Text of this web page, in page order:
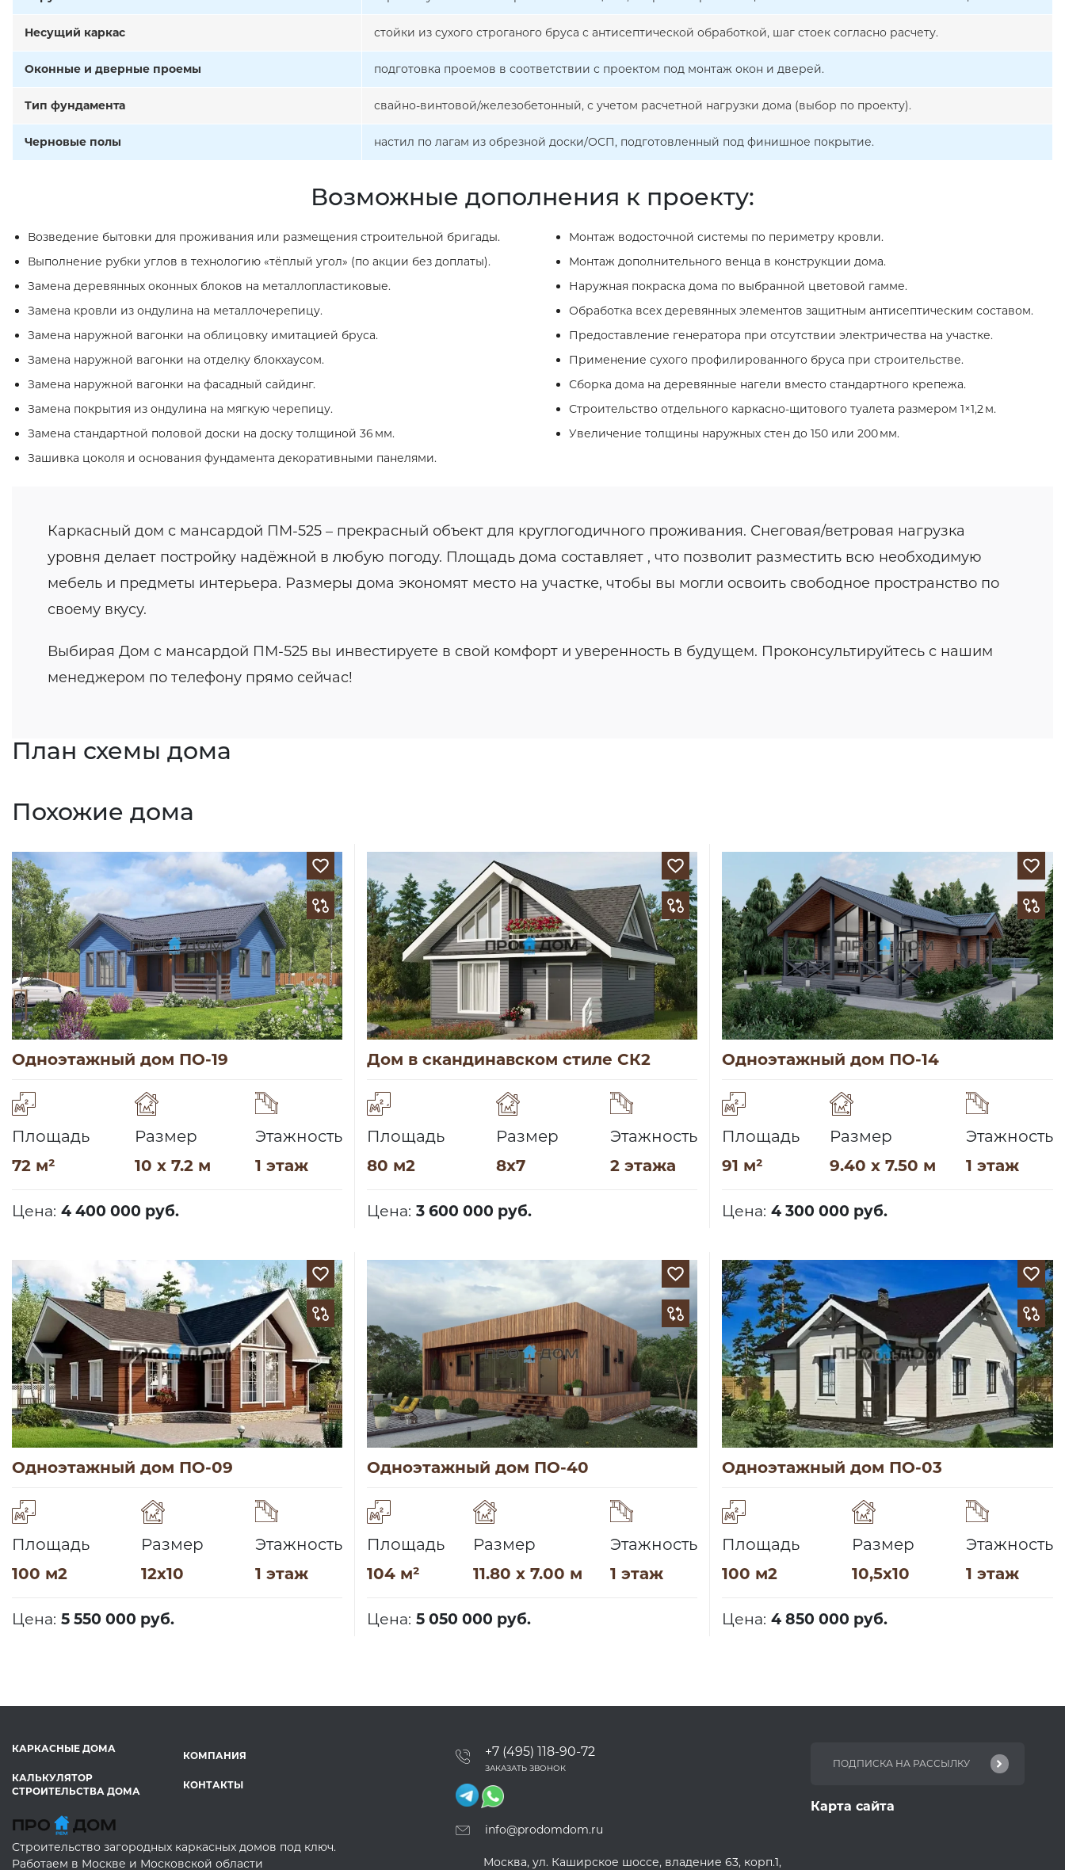
Несущий каркас стойки из сухого строганого бруса с антисептической обработкой, шаг стоек согласно расчету.
Оконные и дверные проемы подготовка проемов в соответствии с проектом под монтаж окон и дверей.
Тип фундамента свайно-винтовой/железобетонный, с учетом расчетной нагрузки дома (выбор по проекту).
Черновые полы настил по лагам из обрезной доски/ОСП, подготовленный под финишное покрытие.
Возможные дополнения к проекту:
Возведение бытовки для проживания или размещения строительной бригады.
Выполнение рубки углов в технологию «тёплый угол» (по акции без доплаты).
Замена деревянных оконных блоков на металлопластиковые.
Замена кровли из ондулина на металлочерепицу.
Замена наружной вагонки на облицовку имитацией бруса.
Замена наружной вагонки на отделку блокхаусом.
Замена наружной вагонки на фасадный сайдинг.
Замена покрытия из ондулина на мягкую черепицу.
Замена стандартной половой доски на доску толщиной 36 мм.
Зашивка цоколя и основания фундамента декоративными панелями.
Монтаж водосточной системы по периметру кровли.
Монтаж дополнительного венца в конструкции дома.
Наружная покраска дома по выбранной цветовой гамме.
Обработка всех деревянных элементов защитным антисептическим составом.
Предоставление генератора при отсутствии электричества на участке.
Применение сухого профилированного бруса при строительстве.
Сборка дома на деревянные нагели вместо стандартного крепежа.
Строительство отдельного каркасно‑щитового туалета размером 1×1,2 м.
Увеличение толщины наружных стен до 150 или 200 мм.
Каркасный дом с мансардой ПМ-525 – прекрасный объект для круглогодичного проживания. Снеговая/ветровая нагрузка
уровня делает постройку надёжной в любую погоду. Площадь дома составляет , что позволит разместить всю необходимую
мебель и предметы интерьера. Размеры дома экономят место на участке, чтобы вы могли освоить свободное пространство по
своему вкусу.
Выбирая Дом с мансардой ПМ-525 вы инвестируете в свой комфорт и уверенность в будущем. Проконсультируйтесь с нашим
менеджером по телефону прямо сейчас!
План схемы дома
Похожие дома
Одноэтажный дом ПО-19
Площадь
72 м²
Размер
10 x 7.2 м
Этажность
1 этаж
Цена: 4 400 000 руб.
Дом в скандинавском стиле СК2
Площадь
80 м2
Размер
8х7
Этажность
2 этажа
Цена: 3 600 000 руб.
Одноэтажный дом ПО-14
Площадь
91 м²
Размер
9.40 x 7.50 м
Этажность
1 этаж
Цена: 4 300 000 руб.
Одноэтажный дом ПО-09
Площадь
100 м2
Размер
12х10
Этажность
1 этаж
Цена: 5 550 000 руб.
Одноэтажный дом ПО-40
Площадь
104 м²
Размер
11.80 x 7.00 м
Этажность
1 этаж
Цена: 5 050 000 руб.
Одноэтажный дом ПО-03
Площадь
100 м2
Размер
10,5х10
Этажность
1 этаж
Цена: 4 850 000 руб.
КАРКАСНЫЕ ДОМА
КАЛЬКУЛЯТОР
СТРОИТЕЛЬСТВА ДОМА
КОМПАНИЯ
КОНТАКТЫ
Строительство загородных каркасных домов под ключ.
Работаем в Москве и Московской области
+7 (495) 118-90-72
ЗАКАЗАТЬ ЗВОНОК
info@prodomdom.ru
Москва, ул. Каширское шоссе, владение 63, корп.1,
Карта сайта